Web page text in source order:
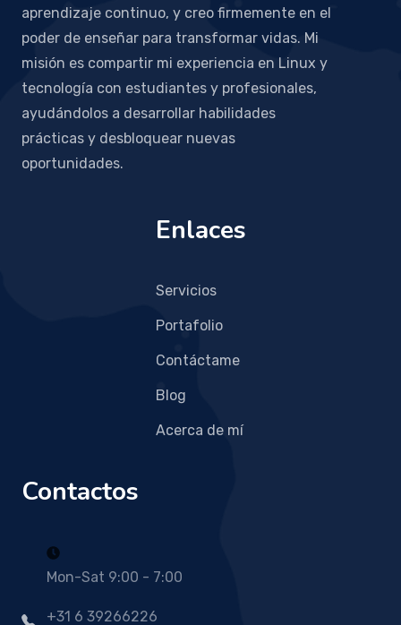
aprendizaje continuo, y creo firmemente en el
poder de enseñar para transformar vidas. Mi
misión es compartir mi experiencia en Linux y
tecnología con estudiantes y profesionales,
ayudándolos a desarrollar habilidades
prácticas y desbloquear nuevas
oportunidades.
Enlaces
Servicios
Portafolio
Contáctame
Blog
Acerca de mí
Contactos
Mon-Sat 9:00 - 7:00
+31 6 39266226